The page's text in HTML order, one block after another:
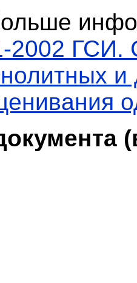
2002 ГСИ.